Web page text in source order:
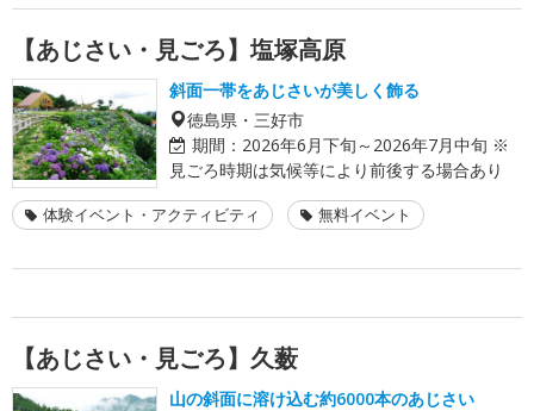
【あじさい・見ごろ】塩塚高原
斜面一帯をあじさいが美しく飾る
徳島県・三好市
期間： 2026年6月下旬～2026年7月中旬 ※
見ごろ時期は気候等により前後する場合あり
体験イベント・アクティビティ 無料イベント
【あじさい・見ごろ】久薮
山の斜面に溶け込む約6000本のあじさい